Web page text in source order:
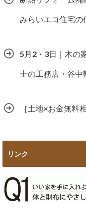
みらいエコ住宅の
5月2・3日｜木の
士の工務店・谷中
［土地×お金無料
リンク